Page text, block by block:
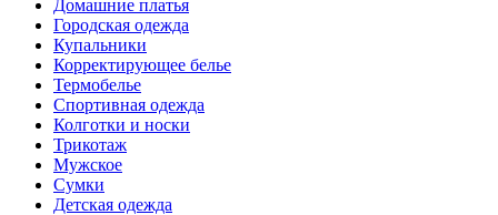
Домашние платья
Городская одежда
Купальники
Корректирующее белье
Термобелье
Спортивная одежда
Колготки и носки
Трикотаж
Мужское
Сумки
Детская одежда